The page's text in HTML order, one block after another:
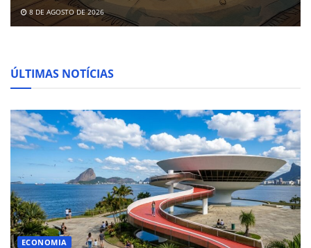
8 DE AGOSTO DE 2026
ÚLTIMAS NOTÍCIAS
ECONOMIA